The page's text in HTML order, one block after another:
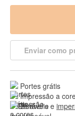
Enviar como
Portes grátis
Impressão a
Duráveis e